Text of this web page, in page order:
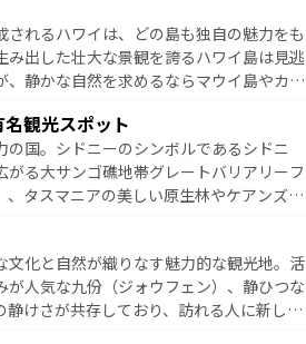
では、音楽と美食が融合した独特の文化
しみながら、その多様性と豊かな歴史を
列車の旅も、アメリカならではの贅沢な
テンツ一覧を参照してほしい。
れるハワイは、どの島も独自の魅力をも
出した壮大な景観を誇るハワイ島は見逃
静かな自然を求めるならマウイ島やカウ
で訪れる人々を迎えてくれるハワイの
ック、伝統的なフラダンスなど、すべて
見と感動が待っているハワイを、存分に
ンツ一覧を参照してほしい。
観光スポット
国。シドニーのシンボルであるシドニ
る大サンゴ礁地帯グレートバリアリーフ
タスマニアの美しい原生林やケアンズの
ィも充実しており、サーフィンやダイビ
い。オーストラリアの多彩な魅力を存分
情報はコンテンツ一覧を参照してほしい。
化と自然が織りなす魅力的な観光地。活
人気な九份（ジォウフェン）、静ひつな
けさが共存しており、訪れる人に新しい